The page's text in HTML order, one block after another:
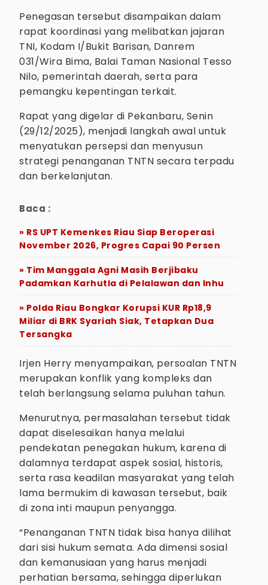
Penegasan tersebut disampaikan dalam
rapat koordinasi yang melibatkan jajaran
TNI, Kodam I/Bukit Barisan, Danrem
031/Wira Bima, Balai Taman Nasional Tesso
Nilo, pemerintah daerah, serta para
pemangku kepentingan terkait.
Rapat yang digelar di Pekanbaru, Senin
(29/12/2025), menjadi langkah awal untuk
menyatukan persepsi dan menyusun
strategi penanganan TNTN secara terpadu
dan berkelanjutan.
Baca :
» RS UPT Kemenkes Riau Siap Beroperasi
November 2026, Progres Capai 90 Persen
» Tim Manggala Agni Masih Berjibaku
Padamkan Karhutla di Pelalawan dan Inhu
» Polda Riau Bongkar Korupsi KUR Rp18,9
Miliar di BRK Syariah Siak, Tetapkan Dua
Tersangka
Irjen Herry menyampaikan, persoalan TNTN
merupakan konflik yang kompleks dan
telah berlangsung selama puluhan tahun.
Menurutnya, permasalahan tersebut tidak
dapat diselesaikan hanya melalui
pendekatan penegakan hukum, karena di
dalamnya terdapat aspek sosial, historis,
serta rasa keadilan masyarakat yang telah
lama bermukim di kawasan tersebut, baik
di zona inti maupun penyangga.
“Penanganan TNTN tidak bisa hanya dilihat
dari sisi hukum semata. Ada dimensi sosial
dan kemanusiaan yang harus menjadi
perhatian bersama, sehingga diperlukan